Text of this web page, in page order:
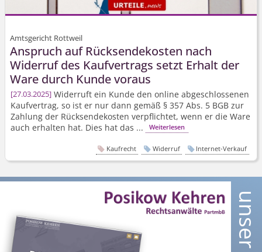
Amtsgericht Rottweil
Anspruch auf Rücksendekosten nach
Widerruf des Kaufvertrags setzt Erhalt der
Ware durch Kunde voraus
27.03.2025 Widerruft ein Kunde den online abgeschlossenen
Kaufvertrag, so ist er nur dann gemäß § 357 Abs. 5 BGB zur
Zahlung der Rücksendekosten verpflichtet, wenn er die Ware
auch erhalten hat. Dies hat das ...
Weiterlesen
Kaufrecht Widerruf Internet-Verkauf